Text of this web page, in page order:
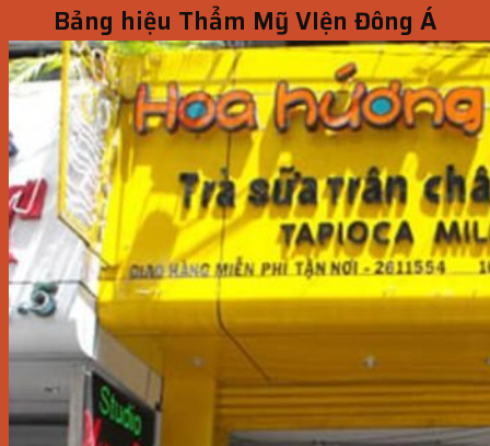
Bảng hiệu Thẩm Mỹ VIện Đông Á